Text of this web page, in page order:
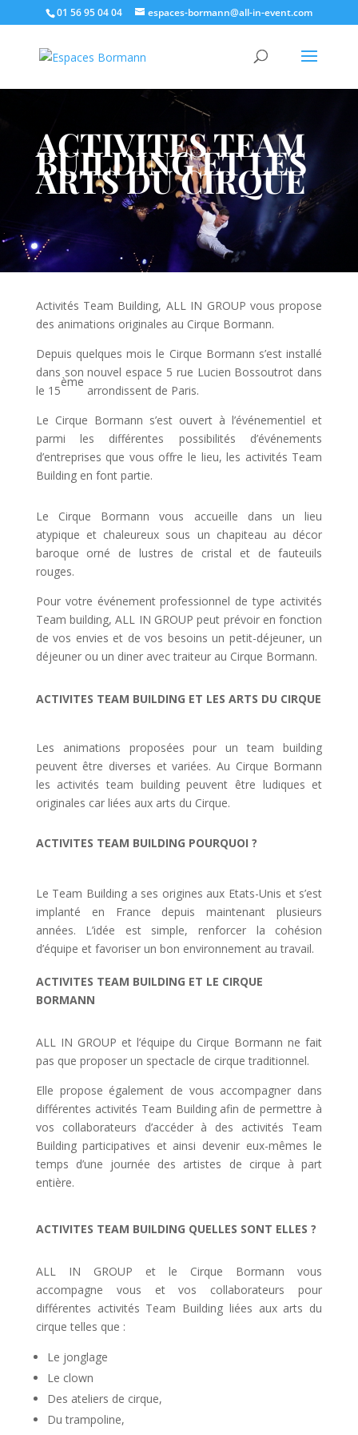
01 56 95 04 04 espaces-bormann@all-in-event.com
ACTIVITES TEAM
BUILDING ET LES
ARTS DU CIRQUE
Activités Team Building, ALL IN GROUP vous propose
des animations originales au Cirque Bormann.
Depuis quelques mois le Cirque Bormann s’est installé
dans son nouvel espace 5 rue Lucien Bossoutrot dans
le 15
ème
arrondissent de Paris.
Le Cirque Bormann s’est ouvert à l’événementiel et
parmi les différentes possibilités d’événements
d’entreprises que vous offre le lieu, les activités Team
Building en font partie.
Le Cirque Bormann vous accueille dans un lieu
atypique et chaleureux sous un chapiteau au décor
baroque orné de lustres de cristal et de fauteuils
rouges.
Pour votre événement professionnel de type activités
Team building, ALL IN GROUP peut prévoir en fonction
de vos envies et de vos besoins un petit-déjeuner, un
déjeuner ou un diner avec traiteur au Cirque Bormann.
ACTIVITES TEAM BUILDING ET LES ARTS DU CIRQUE
Les animations proposées pour un team building
peuvent être diverses et variées. Au Cirque Bormann
les activités team building peuvent être ludiques et
originales car liées aux arts du Cirque.
ACTIVITES TEAM BUILDING POURQUOI ?
Le Team Building a ses origines aux Etats-Unis et s’est
implanté en France depuis maintenant plusieurs
années. L’idée est simple, renforcer la cohésion
d’équipe et favoriser un bon environnement au travail.
ACTIVITES TEAM BUILDING ET LE CIRQUE
BORMANN
ALL IN GROUP et l’équipe du Cirque Bormann ne fait
pas que proposer un spectacle de cirque traditionnel.
Elle propose également de vous accompagner dans
différentes activités Team Building afin de permettre à
vos collaborateurs d’accéder à des activités Team
Building participatives et ainsi devenir eux-mêmes le
temps d’une journée des artistes de cirque à part
entière.
ACTIVITES TEAM BUILDING QUELLES SONT ELLES ?
ALL IN GROUP et le Cirque Bormann vous
accompagne vous et vos collaborateurs pour
différentes activités Team Building liées aux arts du
cirque telles que :
Le jonglage
Le clown
Des ateliers de cirque,
Du trampoline,